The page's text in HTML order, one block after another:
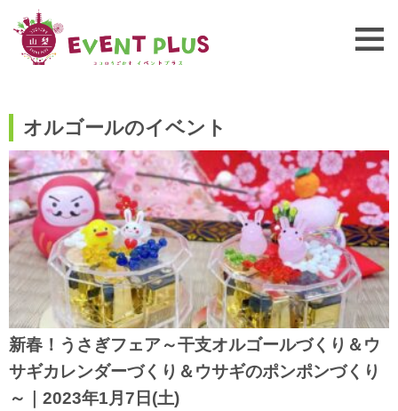
オルゴールのイベント
新春！うさぎフェア～干支オルゴールづくり＆ウ
サギカレンダーづくり＆ウサギのポンポンづくり
～｜2023年1月7日(土)